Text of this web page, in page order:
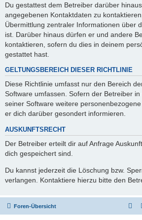
Du gestattest dem Betreiber darüber
angegebenen Kontaktdaten zu
Übermittlung zentraler Informationen über
ist. Darüber hinaus dürfen er und andere
kontaktieren, sofern du dies in deinem
gestattet hast.
GELTUNGSBEREICH DIESER RICHTLINIE
Diese Richtlinie umfasst nur den Bereich
Software umfassen. Sofern der Betreiber
seiner Software weitere
er dich darüber gesondert informieren.
AUSKUNFTSRECHT
Der Betreiber erteilt dir auf Anfrage
dich gespeichert sind.
Du kannst jederzeit die Löschung bzw.
verlangen. Kontaktiere hierzu bitte den
Foren-Übersicht